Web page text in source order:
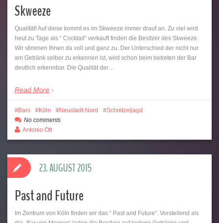
Skweeze
Qualität! Auf diese kommt es im Skweeze immer drauf an. Zu viel wird
heut zu Tage als “ Cocktail“ verkauft finden die Besitzer des Skweeze.
Wir stimmen Ihnen da voll und ganz zu. Der Unterschied der nicht nur
am Getränk selber zu erkennen ist, wird schon beim betreten der Bar
deutlich erkennbar. Die Qualität der…
Read More
Bars Köln Neustadt-Nord
Schnitzeljagd
No comments
Antonio Ott
Past and Future
Im Zentrum von Köln finden wir das “ Past and Future“. Vorstellend als
23. AUGUST 2015